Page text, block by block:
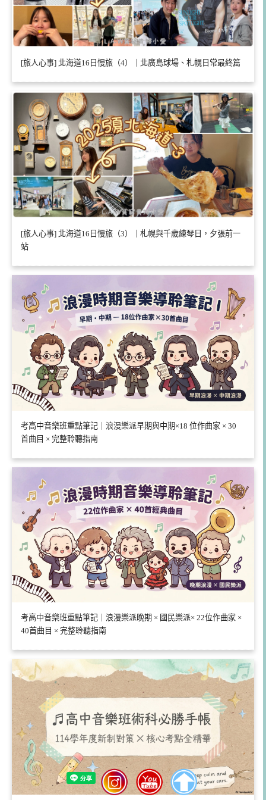
[旅人心事] 北海道16日慢旅（4）｜北廣島球場、札幌日常最終篇
[旅人心事] 北海道16日慢旅（3）｜札幌與千歲練琴日，夕張前一
站
考高中音樂班重點筆記｜浪漫樂派早期與中期×18 位作曲家 × 30
首曲目 × 完整聆聽指南
考高中音樂班重點筆記｜浪漫樂派晚期 × 國民樂派× 22位作曲家 ×
40首曲目 × 完整聆聽指南